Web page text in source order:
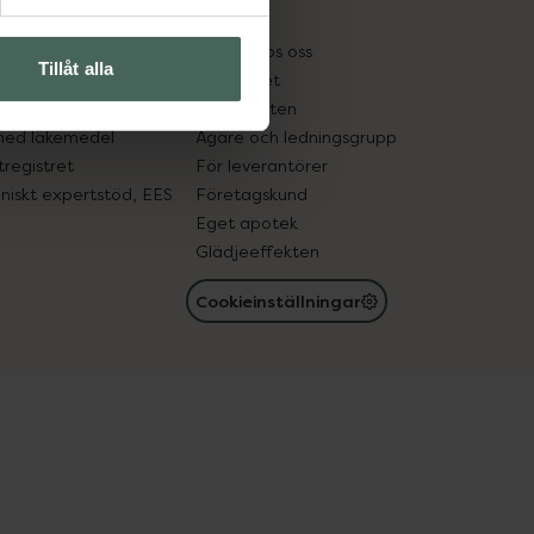
Tillåt alla
in gammal medicin
läkemedel
expertstöd, EES
Pressrum
Jobba hos oss
Hållbarhet
Samarbeten
Ägare och ledningsgrupp
För leverantörer
Företagskund
Eget apotek
Glädjeeffekten
Cookieinställningar